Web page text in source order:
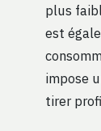
plus
est
impose
tirer